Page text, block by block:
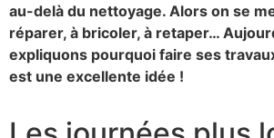
au-delà du nettoyage. Alors on se
réparer, à bricoler, à retaper…
expliquons pourquoi faire ses
est une excellente idée !